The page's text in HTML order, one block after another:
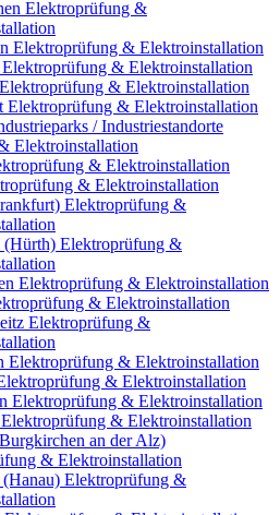
Elektroprüfung &
Elektroprüfung & Elektroinstallation
& Elektroinstallation
& Elektroinstallation
Elektroprüfung & Elektroinstallation
/ Industriestandorte
Elektroinstallation
& Elektroinstallation
& Elektroinstallation
Elektroprüfung &
(Hürth) Elektroprüfung &
Elektroprüfung & Elektroinstallation
& Elektroinstallation
Elektroprüfung &
Elektroprüfung & Elektroinstallation
& Elektroinstallation
Elektroprüfung & Elektroinstallation
& Elektroinstallation
an der Alz)
& Elektroinstallation
Elektroprüfung &